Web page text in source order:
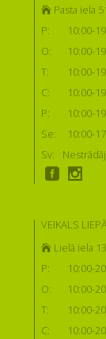
Pasta iela
P:
10:00-
O:
10:00-
T:
10:00-
C:
10:00-
P:
10:00-
Se:
10:00-
Sv:
VEIKALS
Lielā iela
P:
10:00-
O:
10:00-
T:
10:00-
C:
10:00-